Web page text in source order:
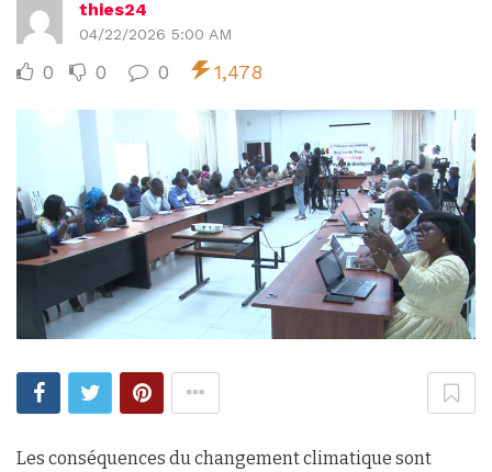
thies24
04/22/2026 5:00 AM
0 0 0 1,478
Les conséquences du changement climatique sont